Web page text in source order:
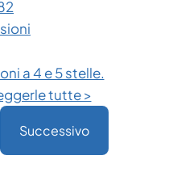
a 4 e 5 stelle.
tutte >
Successivo